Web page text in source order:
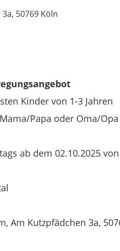
50769 Köln
Kinder von 1-3 Jahren
Papa oder Oma/Opa
ab dem 02.10.2025
Am Kutzpfädchen 3a,